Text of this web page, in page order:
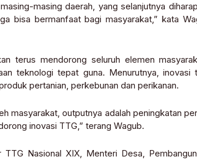
masing daerah, yang selanjutnya
bisa bermanfaat bagi masyarakat,” kata
terus mendorong seluruh elemen
teknologi tepat guna. Menurutnya, inovasi
pertanian, perkebunan dan perikanan.
masyarakat, outputnya adalah peningkatan
inovasi TTG,” terang Wagub.
Nasional XIX, Menteri Desa,